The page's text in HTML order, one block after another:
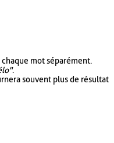
mot séparément.
.
souvent plus de résultat